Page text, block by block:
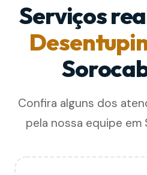
Serviços
Confira alguns dos
pela nossa equipe em